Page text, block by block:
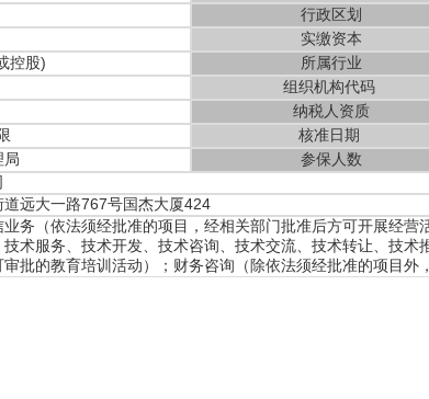
行政区划
实缴资本
控股) 所属行业
组织机构代码
纳税人资质
核准日期
局 参保人数
远大一路767号国杰大厦424
务（依法须经批准的项目，经相关部门批准后方可开展经营
术服务、技术开发、技术咨询、技术交流、技术转让、技术
批的教育培训活动）；财务咨询（除依法须经批准的项目外